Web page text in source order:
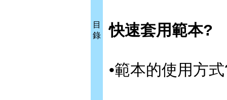
目
錄
快速套用範本?
•範本的使用方